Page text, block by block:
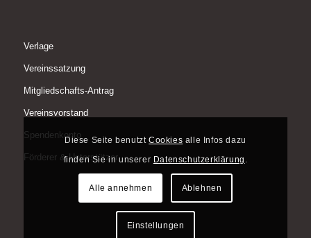
Verlage
Vereinssatzung
Mitgliedschafts-Antrag
Vereinsvorstand
Spendenkonto
Förderer & Unterstützer
Diese Seite benutztCookies alle Infos dazu
finden Sie in unserer Datenschutzerklärung
Alle annehmen Ablehnen
Einstellungen